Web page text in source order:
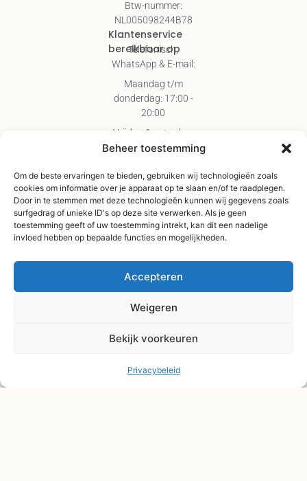
Beheer toestemming
Om de beste ervaringen te bieden, gebruiken wij technologieën zoals
cookies om informatie over je apparaat op te slaan en/of te raadplegen.
Door in te stemmen met deze technologieën kunnen wij gegevens zoals
surfgedrag of unieke ID's op deze site verwerken. Als je geen
toestemming geeft of uw toestemming intrekt, kan dit een nadelige
invloed hebben op bepaalde functies en mogelijkheden.
Accepteren
Weigeren
Bekijk voorkeuren
Privacybeleid
Btw-nummer:
NL005098244B78
Klantenservice
bereikbaar op
Telefonisch,
WhatsApp & E-mail:
Maandag t/m
donderdag: 17:00 -
20:00
Vrijdag & zaterdag:
09:00 - 17:00
vanaf €75,-
Verzending binnen 3-
4 werkdagen
Afhaal Kloosterdijk